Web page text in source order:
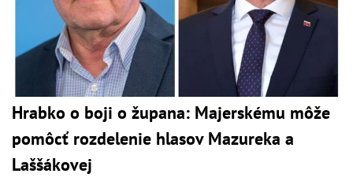
Hrabko o boji o župana: Majerskému môže
pomôcť rozdelenie hlasov Mazureka a
Laššákovej